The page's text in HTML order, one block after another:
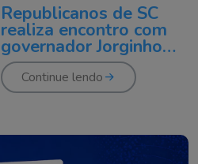
Republicanos de SC
realiza encontro com
governador Jorginho
Mello e lideranças
eleitas
Continue lendo